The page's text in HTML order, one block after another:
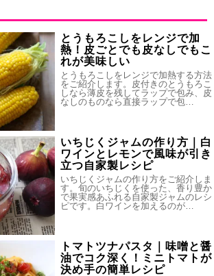
とうもろこしをレンジで加
熱！皮ごとでも皮なしでもこ
れが美味しい
とうもろこしをレンジで加熱する方法
をご紹介します。皮付きのとうもろこ
しなら薄皮を残してラップで包み、皮
なしのものなら直接ラップで包…
いちじくジャムの作り方｜白
ワインとレモンで風味が引き
立つ自家製レシピ
いちじくジャムの作り方をご紹介しま
す。旬のいちじくを使った、香り豊か
で果実感あふれる自家製ジャムのレシ
ピです。白ワインを加えるのが…
トマトツナパスタ｜味噌と醤
油でコク深く！ミニトマトが
決め手の簡単レシピ